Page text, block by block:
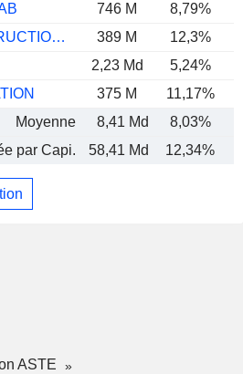
746 M 8,79%
ACTION CONSTRUCTION EQUIPMENT LIMITED
389 M 12,3%
2,23 Md 5,24%
375 M 11,17%
Moyenne
8,41 Md 8,03%
par Capi.
58,41 Md 12,34%
ASTE